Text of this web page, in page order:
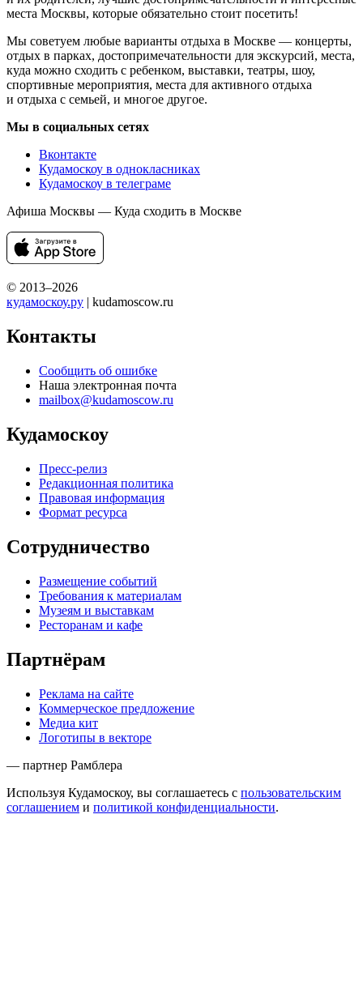
места Москвы, которые обязательно стоит посетить!
Мы советуем любые варианты отдыха в Москве — концерты,
отдых в парках, достопримечательности для экскурсий, места,
куда можно сходить с ребенком, выставки, театры, шоу,
спортивные мероприятия, места для активного отдыха
и отдыха с семьей, и многое другое.
Мы в социальных сетях
Вконтакте
Кудамоскоу в однокласниках
Кудамоскоу в телеграме
Афиша Москвы — Куда сходить в Москве
© 2013–2026
кудамоскоу.ру | kudamoscow.ru
Контакты
Сообщить об ошибке
Наша электронная почта
mailbox@kudamoscow.ru
Кудамоскоу
Пресс-релиз
Редакционная политика
Правовая информация
Формат ресурса
Сотрудничество
Размещение событий
Требования к материалам
Музеям и выставкам
Ресторанам и кафе
Партнёрам
Реклама на сайте
Коммерческое предложение
Медиа кит
Логотипы в векторе
— партнер Рамблера
Используя Кудамоскоу, вы соглашаетесь с пользовательским
соглашением и политикой конфиденциальности.